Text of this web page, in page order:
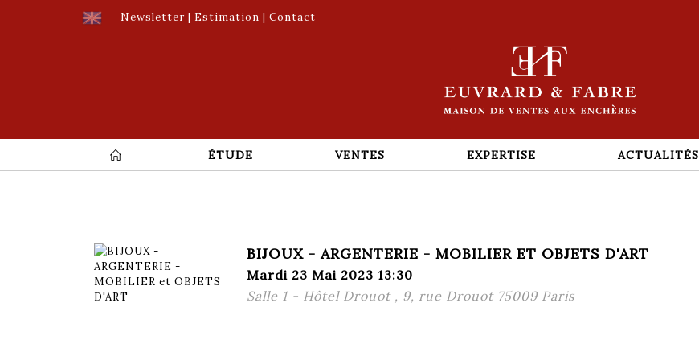
Newsletter | Estimation | Contact
ÉTUDE VENTES EXPERTISE ACTUALITÉS
BIJOUX - ARGENTERIE - MOBILIER ET OBJETS D'ART
Mardi 23 Mai 2023 13:30
Salle 1 - Hôtel Drouot , 9, rue Drouot 75009 Paris